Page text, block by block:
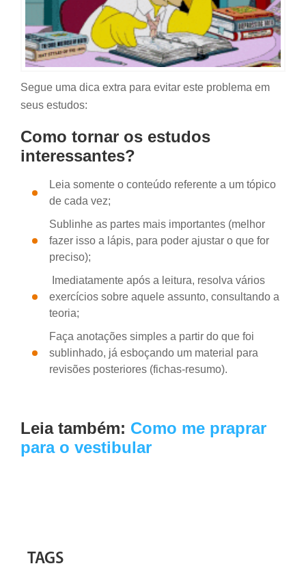
Segue uma dica extra para evitar este problema em
seus estudos:
Como tornar os estudos
interessantes?
Leia somente o conteúdo referente a um tópico
de cada vez;
Sublinhe as partes mais importantes (melhor
fazer isso a lápis, para poder ajustar o que for
preciso);
Imediatamente após a leitura, resolva vários
exercícios sobre aquele assunto, consultando a
teoria;
Faça anotações simples a partir do que foi
sublinhado, já esboçando um material para
revisões posteriores (fichas-resumo).
Leia também: Como me praprar
para o vestibular
TAGS